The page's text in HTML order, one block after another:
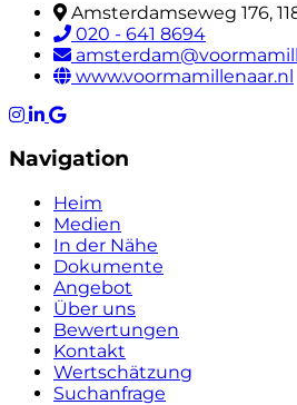
Amsterdamseweg 176,
020 - 641 8694
www.voormamillenaar.nl
Navigation
Heim
Medien
In der Nähe
Dokumente
Angebot
Über uns
Bewertungen
Kontakt
Wertschätzung
Suchanfrage